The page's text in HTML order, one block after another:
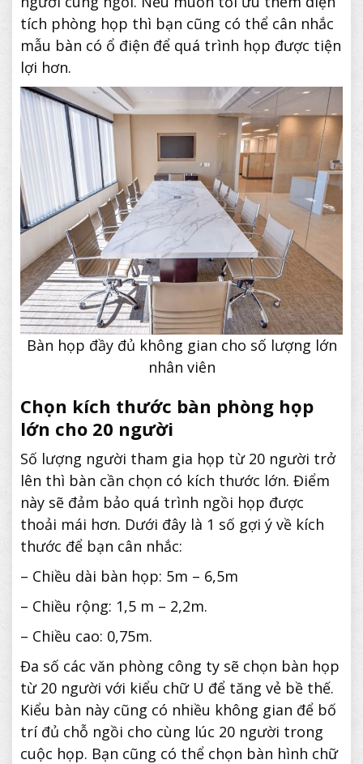
tích phòng họp thì bạn cũng có thể cân nhắc
mẫu bàn có ổ điện để quá trình họp được tiện
lợi hơn.
Bàn họp đầy đủ không gian cho số lượng lớn
nhân viên
Chọn kích thước bàn phòng họp
lớn cho 20 người
Số lượng người tham gia họp từ 20 người trở
lên thì bàn cần chọn có kích thước lớn. Điểm
này sẽ đảm bảo quá trình ngồi họp được
thoải mái hơn. Dưới đây là 1 số gợi ý về kích
thước để bạn cân nhắc:
– Chiều dài bàn họp: 5m – 6,5m
– Chiều rộng: 1,5 m – 2,2m.
– Chiều cao: 0,75m.
Đa số các văn phòng công ty sẽ chọn bàn họp
từ 20 người với kiểu chữ U để tăng vẻ bề thế.
Kiểu bàn này cũng có nhiều không gian để bố
trí đủ chỗ ngồi cho cùng lúc 20 người trong
cuộc họp. Bạn cũng có thể chọn bàn hình chữ